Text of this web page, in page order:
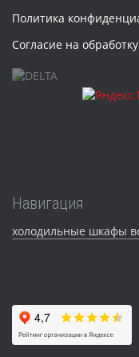
Политика
Согласие на
Навигация
холодильные шкафы